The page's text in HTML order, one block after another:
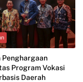
Penghargaan
Program Vokasi
Daerah